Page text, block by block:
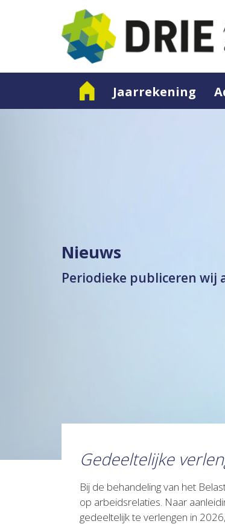
Jaarrekening
Nieuws
Periodieke publiceren wij
Gedeeltelijke
Bij de behandeling van het
op arbeidsrelaties. Naar
gedeeltelijk te verlengen in